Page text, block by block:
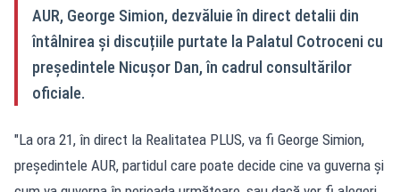
AUR, George Simion, dezvăluie în direct detalii din
întâlnirea și discuțiile purtate la Palatul Cotroceni cu
președintele Nicușor Dan, în cadrul consultărilor
oficiale.
"La ora 21, în direct la Realitatea PLUS, va fi George Simion,
președintele AUR, partidul care poate decide cine va guverna și